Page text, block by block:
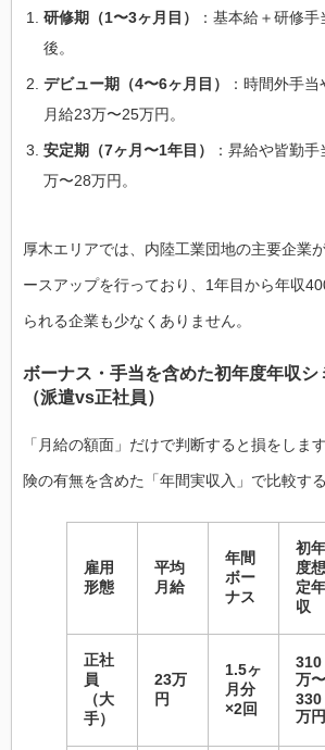
研修期（1〜3ヶ月目）
：基本給＋研修
後。
デビュー期（4〜6ヶ月目）
：時間外手当
月給23万〜25万円。
安定期（7ヶ月〜1年目）
：昇給や皆勤
万〜28万円。
厚木エリアでは、内陸工業団地の主要企業
ースアップを行っており、1年目から年収
られる企業も少なくありません。
ボーナス・手当を含めた初年度年収シ
（派遣vs正社員）
「月給の額面」だけで判断すると損をしま
険の有無を含めた「年間実収入」で比較す
雇用
形態
平均
月給
年間
ボー
ナス
初年
度想
定年
収
正社
員
（大
手）
23万
円
1.5ヶ
月分
×2回
310
万〜
330
万円